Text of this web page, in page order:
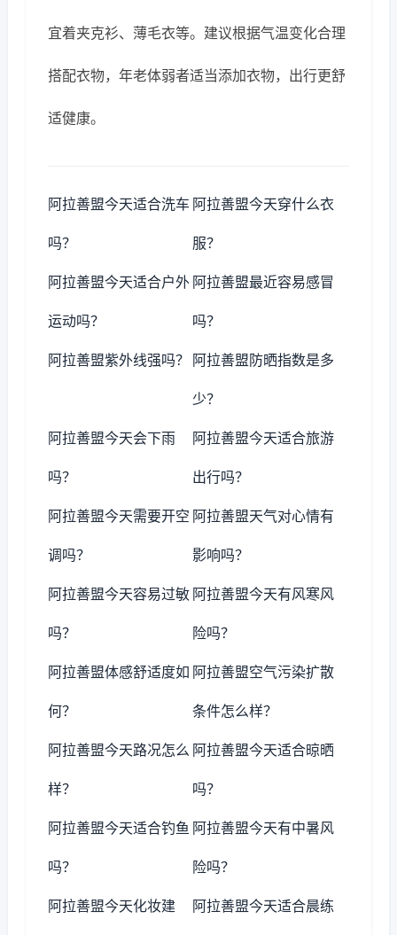
宜着夹克衫、薄毛衣等。建议根据气温变化合理
搭配衣物，年老体弱者适当添加衣物，出行更舒
适健康。
阿拉善盟今天适合洗车
吗？
阿拉善盟今天穿什么衣
服？
阿拉善盟今天适合户外
运动吗？
阿拉善盟最近容易感冒
吗？
阿拉善盟紫外线强吗？ 阿拉善盟防晒指数是多
少？
阿拉善盟今天会下雨
吗？
阿拉善盟今天适合旅游
出行吗？
阿拉善盟今天需要开空
调吗？
阿拉善盟天气对心情有
影响吗？
阿拉善盟今天容易过敏
吗？
阿拉善盟今天有风寒风
险吗？
阿拉善盟体感舒适度如
何？
阿拉善盟空气污染扩散
条件怎么样？
阿拉善盟今天路况怎么
样？
阿拉善盟今天适合晾晒
吗？
阿拉善盟今天适合钓鱼
吗？
阿拉善盟今天有中暑风
险吗？
阿拉善盟今天化妆建 阿拉善盟今天适合晨练